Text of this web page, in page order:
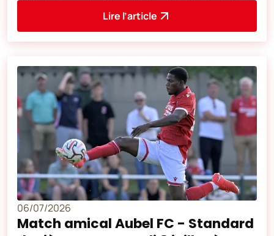
Lire l’article
06/07/2026
Match amical Aubel FC - Standard